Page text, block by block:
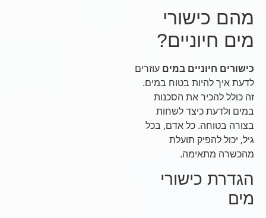
מהם כישורי
מים חיוניים?
כישורים חיוניים במיםעוזרים
לדעת איך להיות בטוח במים.
זה כולל להכיר את הסכנות
במים ולדעת כיצד לשחות
בצורה בטוחה. כל אדם, בכל
גיל, יכול להפיק תועלת
מהכשרה מתאימה.
הגדרת כישורי
מים